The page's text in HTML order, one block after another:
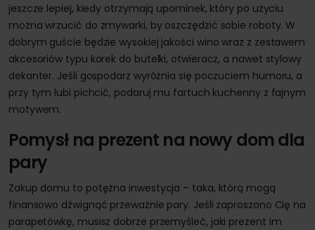
jeszcze lepiej, kiedy otrzymają upominek, który po użyciu
można wrzucić do zmywarki, by oszczędzić sobie roboty. W
dobrym guście będzie wysokiej jakości wino wraz z zestawem
akcesoriów typu korek do butelki, otwieracz, a nawet stylowy
dekanter. Jeśli gospodarz wyróżnia się poczuciem humoru, a
przy tym lubi pichcić, podaruj mu fartuch kuchenny z fajnym
motywem.
Pomysł na prezent na nowy dom dla
pary
Zakup domu to potężna inwestycja – taka, którą mogą
finansowo dźwignąć przeważnie pary. Jeśli zaproszono Cię na
parapetówkę, musisz dobrze przemyśleć, jaki prezent im